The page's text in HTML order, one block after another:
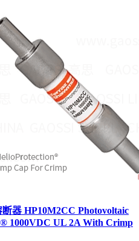
器 HP10M2CC Photovoltaic
1000VDC UL 2A With Crimp